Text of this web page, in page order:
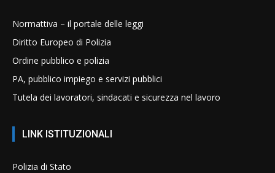
Normattiva – il portale delle leggi
Diritto Europeo di Polizia
Ordine pubblico e polizia
PA, pubblico impiego e servizi pubblici
Tutela dei lavoratori, sindacati e sicurezza nel lavoro
LINK ISTITUZIONALI
Polizia di Stato